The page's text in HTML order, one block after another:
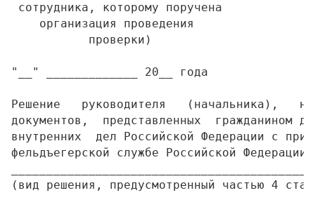
сотрудника, которому поручена
    организация проведения
           проверки)
"__" _____________ 20__ года
Решение   руководителя   (начальника),
документов,  представленных  гражданином
внутренних  дел Российской Федерации с
фельдъегерской службе Российской
(вид решения, предусмотренный частью 4